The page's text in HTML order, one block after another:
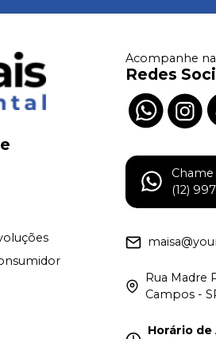
Acompanhe
Redes
(12)
Rua Madre
Campos -
Horário